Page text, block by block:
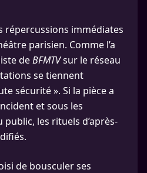
répercussions immédiates
parisien. Comme l’a
deBFMTVsur le réseau
se tiennent
sécurité ». Si la pièce a
et sous les
les rituels d’après-
de bousculer ses